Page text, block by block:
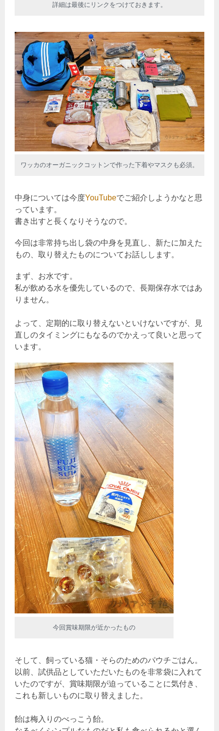
詳細は最後にリンクをつけておきます。
ワッカのオーガニックコットンで作った下着やマスクも必須。
中身については今度YouTubeでご紹介しようかなと思
っています。
書き出すと長くなりそうなので。
今回は非常持ち出し袋の中身を見直し、新たに加えた
もの、取り替えたものについてお話しします。
まず、お水です。
私が飲める水を優先しているので、長期保存水ではあ
りません。
よって、定期的に取り替えないといけないですが、見
直しのタイミングにもなるのでかえって良いと思って
います。
今回賞味期限が近かったもの
そして、飼っている猫・そらのためのパウチごはん。
以前、試供品としていただいたものを非常袋に入れて
いたのですが、賞味期限が迫っていることに気付き、
これも新しいものに取り替えました。
飴は梅入りのべっこう飴。